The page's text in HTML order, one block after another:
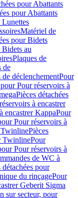
pour Abattants
pour Abattants
Lunettes
Matériel de
pour Bidets
Bidets au
Plaques de
de
de déclenchementPour
Pour réservoirs à
Pièces détachées
à encastrer
encastrer KappaPour
Pour réservoirs à
TwinlinePièces
TwinlinePour
Pour réservoirs à
de WC à
détachées pour
du rinçagePour
Geberit Sigma
sur secteur, pour